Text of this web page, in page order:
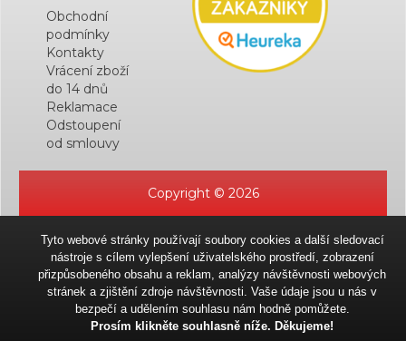
Obchodní
podmínky
Kontakty
Vrácení zboží
do 14 dnů
Reklamace
Odstoupení
od smlouvy
Copyright © 2026
Tyto webové stránky používají soubory cookies a další sledovací
nástroje s cílem vylepšení uživatelského prostředí, zobrazení
přizpůsobeného obsahu a reklam, analýzy návštěvnosti webových
stránek a zjištění zdroje návštěvnosti. Vaše údaje jsou u nás v
bezpečí a udělením souhlasu nám hodně pomůžete.
Prosím klikněte souhlasně níže. Děkujeme!